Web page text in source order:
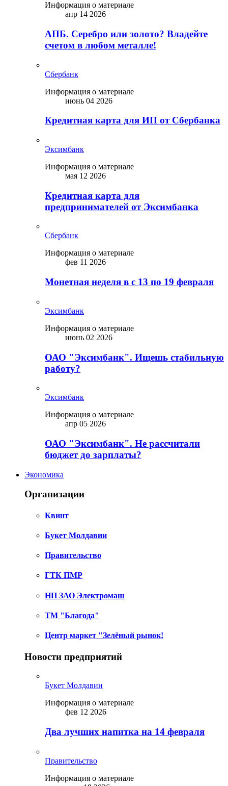
Информация о материале
апр 14 2026
АПБ. Серебро или золото? Владейте
счетом в любом металле!
Сбербанк
Информация о материале
июнь 04 2026
Кредитная карта для ИП от Сбербанка
Эксимбанк
Информация о материале
мая 12 2026
Кредитная карта для
предпринимателей от Эксимбанка
Сбербанк
Информация о материале
фев 11 2026
Монетная неделя в с 13 по 19 февраля
Эксимбанк
Информация о материале
июнь 02 2026
ОАО "Эксимбанк". Ищешь стабильную
работу?
Эксимбанк
Информация о материале
апр 05 2026
ОАО "Эксимбанк". Не рассчитали
бюджет до зарплаты?
Экономика
Организации
Квинт
Букет Молдавии
Правительство
ГТК ПМР
НП ЗАО Электромаш
ТМ "Благода"
Центр маркет "Зелёный рынок!
Новости предприятий
Букет Молдавии
Информация о материале
фев 12 2026
Два лучших напитка на 14 февраля
Правительство
Информация о материале